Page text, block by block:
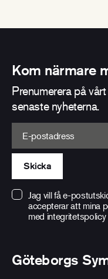
Göteborgs
Kom närmare
Prenumerera på
senaste nyheterna.
E-postadress
Skicka
Jag vill få e-
accepterar att mina
med integritetspolicy